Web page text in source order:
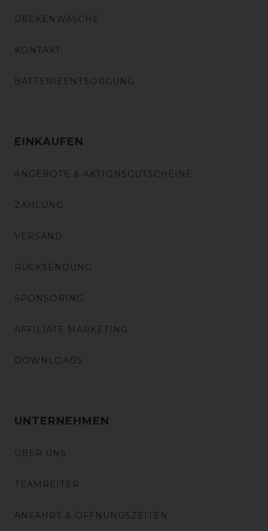
DECKENWÄSCHE
KONTAKT
BATTERIEENTSORGUNG
EINKAUFEN
ANGEBOTE & AKTIONSGUTSCHEINE
ZAHLUNG
VERSAND
RÜCKSENDUNG
SPONSORING
AFFILIATE MARKETING
DOWNLOADS
UNTERNEHMEN
ÜBER UNS
TEAMREITER
ANFAHRT & ÖFFNUNGSZEITEN